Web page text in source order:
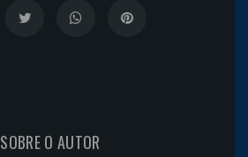
SOBRE O AUTOR